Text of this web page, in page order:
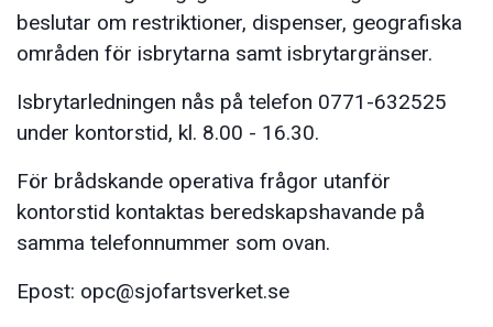
beslutar om restriktioner, dispenser, geografiska
områden för isbrytarna samt isbrytargränser.
Isbrytarledningen nås på telefon 0771-632525
under kontorstid, kl. 8.00 - 16.30.
För brådskande operativa frågor utanför
kontorstid kontaktas beredskapshavande på
samma telefonnummer som ovan.
Epost: opc@sjofartsverket.se